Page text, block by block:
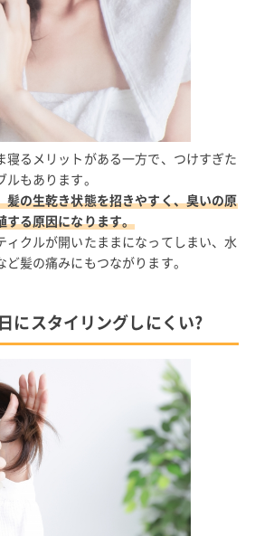
寝るメリットがある一方で、つけすぎた
もあります。
髪の生乾き状態を招きやすく、臭いの原
する原因になります。
ィクルが開いたままになってしまい、水
髪の痛みにもつながります。
にスタイリングしにくい?